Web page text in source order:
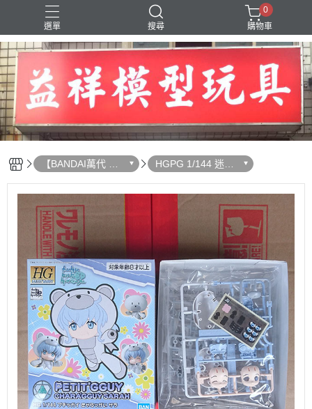
選單 搜尋
SD 三國創傑傳
0
購物車
【BANDAI萬代 組
裝模型】
HGPG 1/144 迷你
凱 角色凱